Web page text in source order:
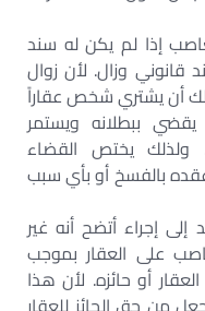
إذا لم يكن له سند
وزال. لأن زوال
أن يشتري شخص عقاراً
ببطلانه ويستمر
ولذلك يختص القضاء
بالفسخ أو بأي سبب
إجراء أتضح أنه غير
على العقار بموجب
أو حائزه. لأن هذا